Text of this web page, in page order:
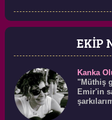
EKİP
Kanka
"Müthiş
Emir'in